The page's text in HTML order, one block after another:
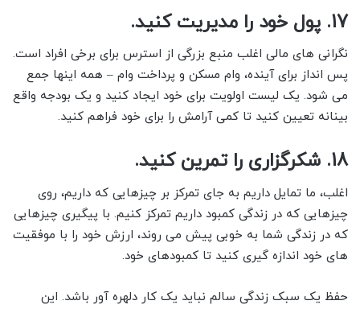
17. پول خود را مدیریت کنید.
نگرانی های مالی اغلب منبع بزرگی از استرس برای برخی افراد است.
پس انداز برای آینده، وام مسکن و پرداخت وام – همه اینها جمع
می شود. یک لیست اولویت برای خود ایجاد کنید و یک بودجه واقع
بینانه تعیین کنید تا کمی آرامش را برای خود فراهم کنید.
18. شکرگزاری را تمرین کنید.
اغلب، ما تمایل داریم به جای تمرکز بر چیزهایی که داریم، روی
چیزهایی که در زندگی کمبود داریم تمرکز کنیم. با پیگیری چیزهایی
که در زندگی شما به خوبی پیش می روند، ارزش خود را با موفقیت
های خود اندازه گیری کنید تا کمبودهای خود.
حفظ یک سبک زندگی سالم نباید یک کار دلهره آور باشد. این